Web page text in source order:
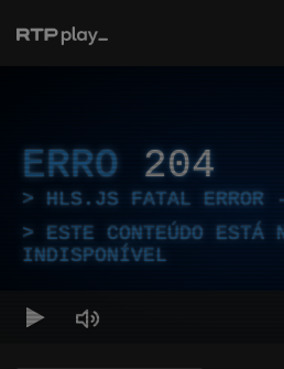
ERRO 204
HLS.JS FATAL ERROR -
ESTE CONTEÚDO ESTÁ
INDISPONÍVEL